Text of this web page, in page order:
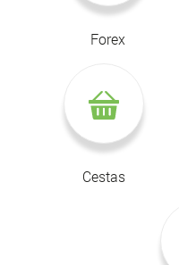
Forex
Cestas